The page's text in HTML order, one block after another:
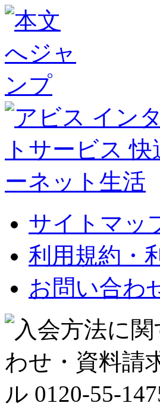
サイトマッ
利用規約・
お問い合わ